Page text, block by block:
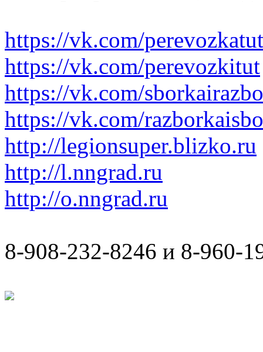
https://vk.com/perevozkatut
https://vk.com/perevozkitut
https://vk.com/
https://vk.com/
http://legionsuper.blizko.ru
http://l.nngrad.ru
http://o.nngrad.ru
8-908-232-8246 и 8-960-